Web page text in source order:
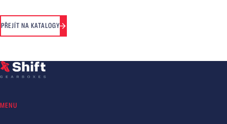
PŘEJÍT NA KATALOGY
MENU